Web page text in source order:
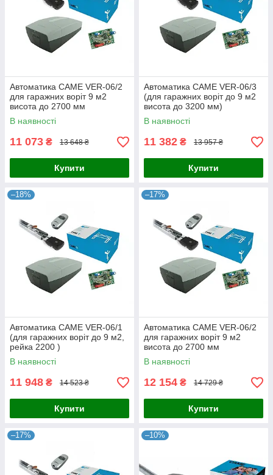
Автоматика CAME VER-06/2
для гаражних воріт 9 м2
висота до 2700 мм
В наявності
11 073 ₴ 13 648 ₴
Купити
Автоматика CAME VER-06/3
(для гаражних воріт до 9 м2
висота до 3200 мм)
В наявності
11 382 ₴ 13 957 ₴
Купити
–18%
Автоматика CAME VER-06/1
(для гаражних воріт до 9 м2,
рейка 2200 )
В наявності
11 948 ₴ 14 523 ₴
Купити
–17%
Автоматика CAME VER-06/2
для гаражних воріт 9 м2
висота до 2700 мм
В наявності
12 154 ₴ 14 729 ₴
Купити
–17% –10%